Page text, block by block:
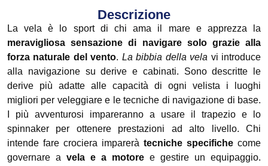
Descrizione
La vela è lo sport di chi ama il mare e apprezza la
meravigliosa sensazione di navigare solo grazie alla
forza naturale del vento. La bibbia della vela vi introduce
alla navigazione su derive e cabinati. Sono descritte le
derive più adatte alle capacità di ogni velista i luoghi
migliori per veleggiare e le tecniche di navigazione di base.
I più avventurosi impareranno a usare il trapezio e lo
spinnaker per ottenere prestazioni ad alto livello. Chi
intende fare crociera imparerà tecniche specifiche come
governare a vela e a motore e gestire un equipaggio.